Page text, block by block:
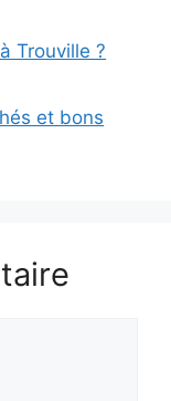
Trouville ?
et bons